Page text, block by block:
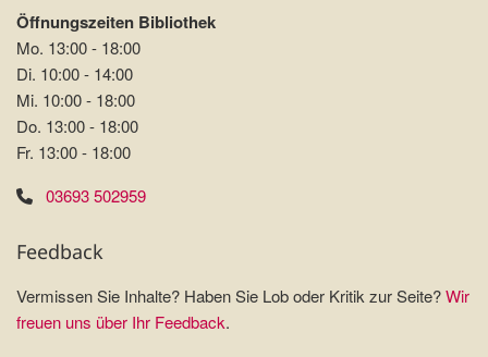
Öffnungszeiten Bibliothek
Mo. 13:00 - 18:00
Di. 10:00 - 14:00
Mi. 10:00 - 18:00
Do. 13:00 - 18:00
Fr. 13:00 - 18:00
03693 502959
Feedback
Vermissen Sie Inhalte? Haben Sie Lob oder Kritik zur Seite?Wir
freuen uns über Ihr Feedback.